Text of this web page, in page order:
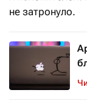
не затронуло.